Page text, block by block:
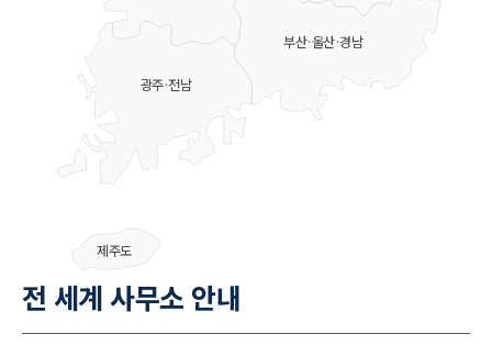
부산·울산·경남
광주·전남
제주도
전 세계 사무소 안내